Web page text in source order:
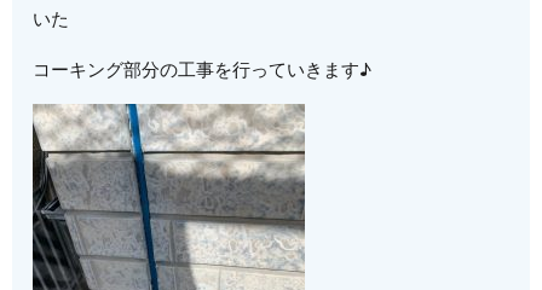
いた
コーキング部分の工事を行っていきます♪